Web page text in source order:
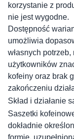
korzystanie z
nie jest wygodne.
Dostępność
umożliwia
własnych
użytkowników
kofeiny oraz brak
zakończeniu
Skład i działanie
Saszetki
dokładnie
formie,